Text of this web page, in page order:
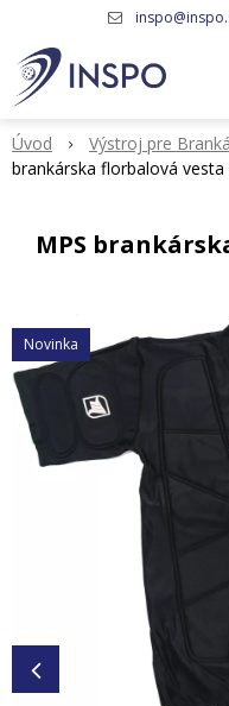
Úvod Výstroj pre
brankárska florbalová vesta
MPS
Novinka